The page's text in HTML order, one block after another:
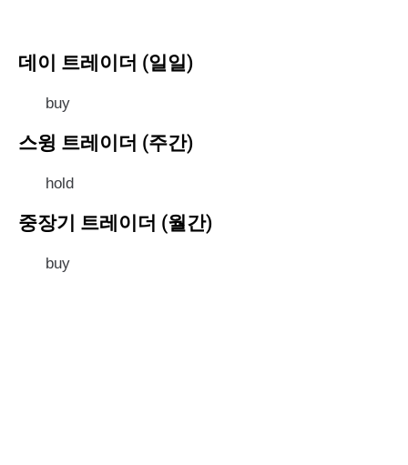
데이 트레이더 (일일)
buy
스윙 트레이더 (주간)
hold
중장기 트레이더 (월간)
buy